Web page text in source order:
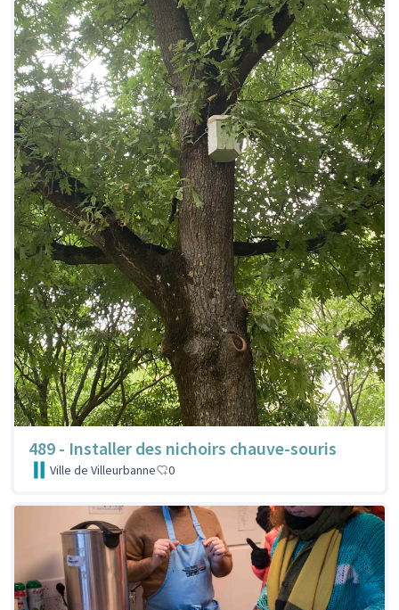
489 - Installer des nichoirs chauve-souris
Ville de Villeurbanne 0